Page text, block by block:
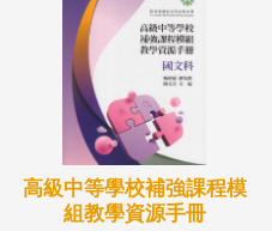
高級中等學校補強課程模
組教學資源手冊